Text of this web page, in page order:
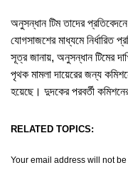
অনুসন্ধান টিম তাদের
যোগসাজশের মাধ্যমে নির্ধারিত
সূত্র জানায়, অনুসন্ধান টিমের
পৃথক মামলা দায়েরের জন্য
হয়েছে। দুদকের পরবর্তী
RELATED TOPICS:
Your email address will not be